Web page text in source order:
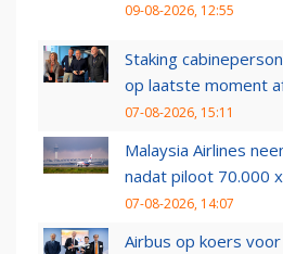
09-08-2026, 12:55
Staking
op laatste moment
07-08-2026, 15:11
Malaysia Airlines
nadat piloot 70.000
07-08-2026, 14:07
Airbus op koers